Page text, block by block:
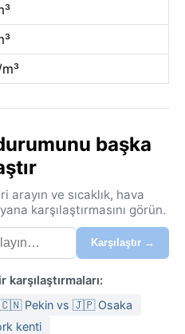
başka
ve sıcaklık, hava
karşılaştırmasını görün.
Karşılaştır →
🇨🇳 Pekin vs 🇯🇵 Osaka
kenti